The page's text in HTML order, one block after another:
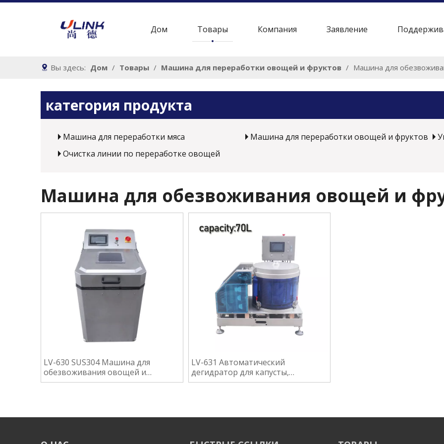
Дом Товары Компания Заявление
Вы здесь: Дом / Товары / Машина для переработки овощей и фруктов / Машина для
категория продукта
Машина для переработки мяса Машина для переработки овощей и фруктов
Очистка линии по переработке овощей
Машина для обезвоживания овощей и
LV-630 SUS304 Машина для
обезвоживания овощей и
фруктов из нержавеющей стали
LV-631 Автоматический
дегидратор для капусты,
картофеля, моркови, сушилки для